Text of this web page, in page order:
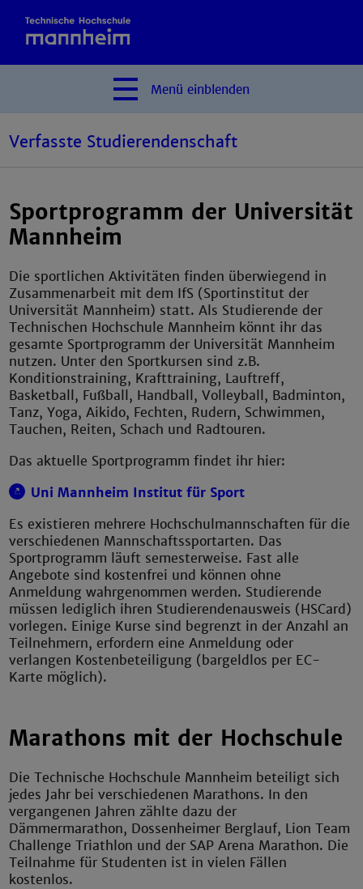
Menü einblenden
Verfasste Studierendenschaft
Sportprogramm der Universität
Mannheim
Die sportlichen Aktivitäten finden überwiegend in
Zusammenarbeit mit dem IfS (Sportinstitut der
Universität Mannheim) statt. Als Studierende der
Technischen Hochschule Mannheim könnt ihr das
gesamte Sportprogramm der Universität Mannheim
nutzen. Unter den Sportkursen sind z.B.
Konditionstraining, Krafttraining, Lauftreff,
Basketball, Fußball, Handball, Volleyball, Badminton,
Tanz, Yoga, Aikido, Fechten, Rudern, Schwimmen,
Tauchen, Reiten, Schach und Radtouren.
Das aktuelle Sportprogramm findet ihr hier:
Uni Mannheim Institut für Sport
Es existieren mehrere Hochschulmannschaften für die
verschiedenen Mannschaftssportarten. Das
Sportprogramm läuft semesterweise. Fast alle
Angebote sind kostenfrei und können ohne
Anmeldung wahrgenommen werden. Studierende
müssen lediglich ihren Studierendenausweis (HSCard)
vorlegen. Einige Kurse sind begrenzt in der Anzahl an
Teilnehmern, erfordern eine Anmeldung oder
verlangen Kostenbeteiligung (bargeldlos per EC-
Karte möglich).
Marathons mit der Hochschule
Die Technische Hochschule Mannheim beteiligt sich
jedes Jahr bei verschiedenen Marathons. In den
vergangenen Jahren zählte dazu der
Dämmermarathon, Dossenheimer Berglauf, Lion Team
Challenge Triathlon und der SAP Arena Marathon. Die
Teilnahme für Studenten ist in vielen Fällen
kostenlos.